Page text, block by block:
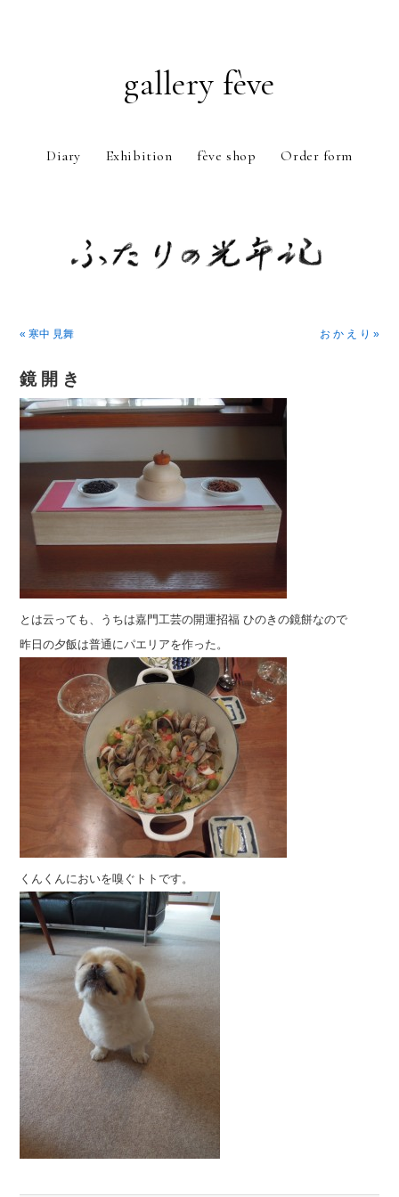
gallery fève
Diary Exhibition fève shop Order form
« 寒中 見舞
お か え り »
鏡 開 き
とは云っても、うちは嘉門工芸の開運招福 ひのきの鏡餅なので
昨日の夕飯は普通にパエリアを作った。
くんくんにおいを嗅ぐトトです。